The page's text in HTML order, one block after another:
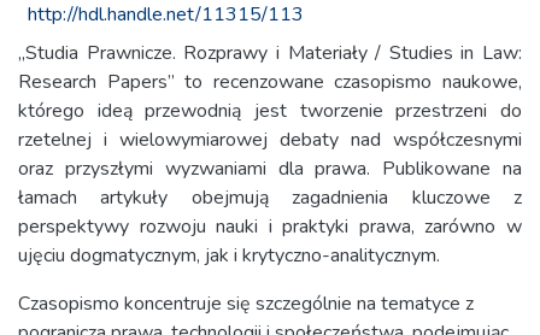
http://hdl.handle.net/11315/113
„Studia Prawnicze. Rozprawy i Materiały / Studies in Law:
Research Papers” to recenzowane czasopismo naukowe,
którego ideą przewodnią jest tworzenie przestrzeni do
rzetelnej i wielowymiarowej debaty nad współczesnymi
oraz przyszłymi wyzwaniami dla prawa. Publikowane na
łamach artykuły obejmują zagadnienia kluczowe z
perspektywy rozwoju nauki i praktyki prawa, zarówno w
ujęciu dogmatycznym, jak i krytyczno-analitycznym.
Czasopismo koncentruje się szczególnie na tematyce z